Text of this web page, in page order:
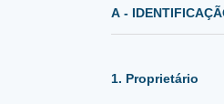
A -
1. Proprietário